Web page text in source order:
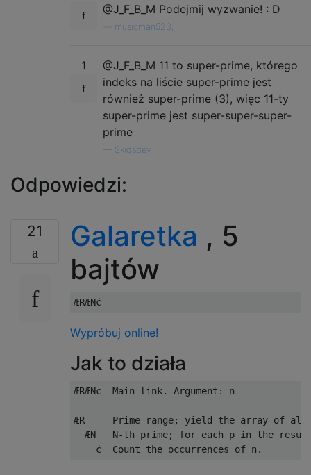
@J_F_B_M Podejmij wyzwanie! : D
musicman523,
1
@J_F_B_M 11 to super-prime, którego
indeks na liście super-prime jest
również super-prime (3), więc 11-ty
super-prime jest super-super-super-
prime
Skidsdev
Odpowiedzi:
21 Galaretka , 5
bajtów
Wypróbuj online!
Jak to działa
ÆRÆNċ  Main link. Argument: n
ÆR     Prime range; yield the array of all
ÆN   N-th prime; for each p in the